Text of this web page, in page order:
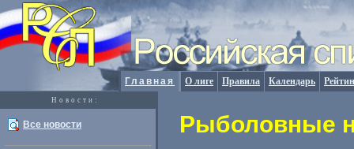
Главная О лиге Правила Календарь
Новости:
Все новости Рыболовные